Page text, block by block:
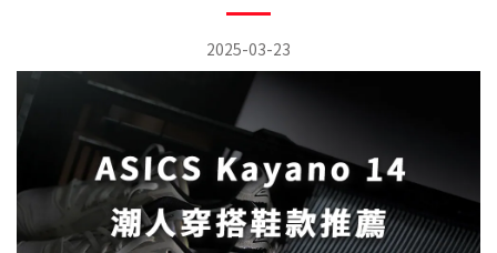
2025-03-23